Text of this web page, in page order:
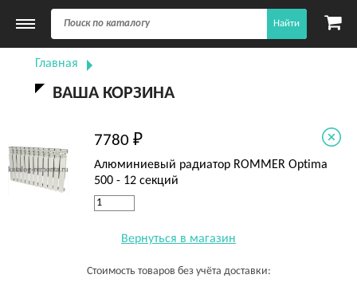
Найти
Главная
ВАША КОРЗИНА
Алюминиевый радиатор ROMMER Optima
500 - 12 секций
7780 ₽
Вернуться в магазин
Стоимость товаров без учёта доставки: